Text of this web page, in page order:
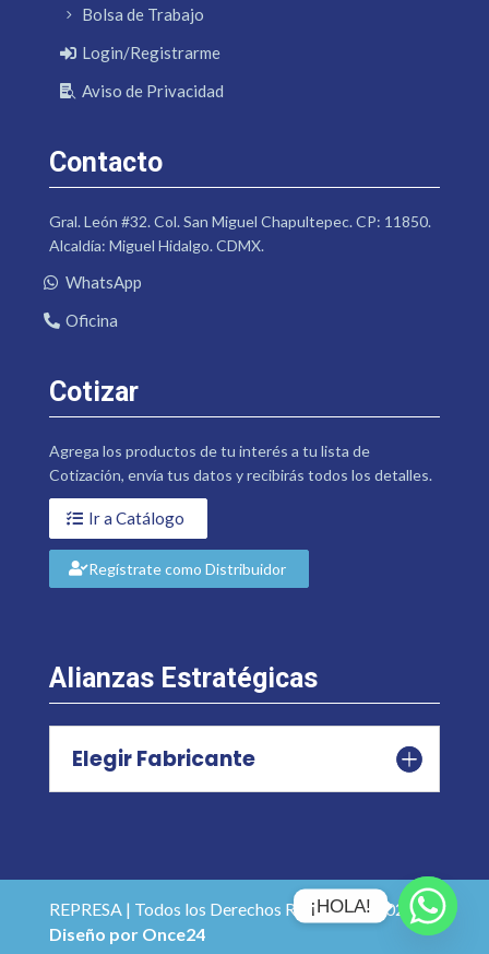
Bolsa de Trabajo
Login/Registrarme
Aviso de Privacidad
Contacto
Gral. León #32. Col. San Miguel Chapultepec. CP: 11850.
Alcaldía: Miguel Hidalgo. CDMX.
WhatsApp
Oficina
Cotizar
Agrega los productos de tu interés a tu lista de
Cotización, envía tus datos y recibirás todos los detalles.
Ir a Catálogo
Regístrate como Distribuidor
Alianzas Estratégicas
Elegir Fabricante
REPRESA | Todos los Derechos Reservados 2026 |
Diseño por Once24
¡HOLA!